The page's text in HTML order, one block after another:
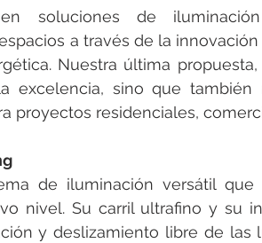
soluciones de
a través de la
Nuestra última
excelencia, sino que
proyectos residenciales,
de iluminación versátil
nivel. Su carril ultrafino y su
y deslizamiento libre de las